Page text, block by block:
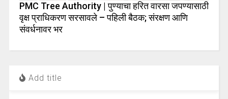
PMC Tree Authority | पुण्याचा हरित वारसा जपण्यासाठी
वृक्ष प्राधिकरण सरसावले – पहिली बैठक; संरक्षण आणि
संवर्धनावर भर
Add title